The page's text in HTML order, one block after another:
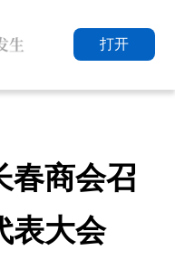
打开
春商会召
表大会